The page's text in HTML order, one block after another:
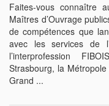
Faites-vous connaître
Maîtres d’Ouvrage
de compétences que
avec les services de
l’interprofession
Strasbourg, la
Grand ...